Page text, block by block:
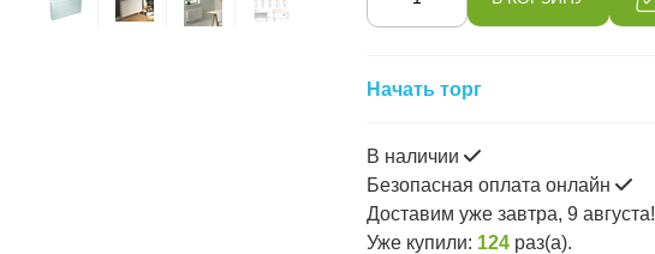
Начать торг
В наличии
Безопасная оплата онлайн
Доставим уже завтра, 9 августа!
Уже купили: 124 раз(a).